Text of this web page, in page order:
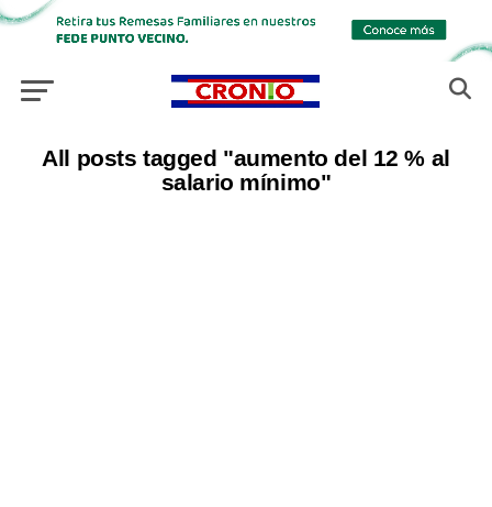
All posts tagged "aumento del 12 % al
salario mínimo"